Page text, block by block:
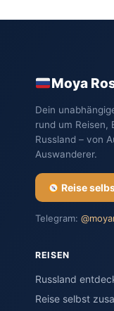
Moya
Dein
rund um Reisen,
Russland – von
Auswanderer.
Reise
Telegram:
REISEN
Russland
Reise selbst